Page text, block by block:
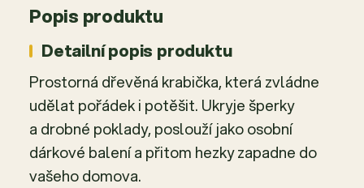
Popis produktu
Detailní popis produktu
Prostorná dřevěná krabička, která zvládne
udělat pořádek i potěšit. Ukryje šperky
a drobné poklady, poslouží jako osobní
dárkové balení a přitom hezky zapadne do
vašeho domova.